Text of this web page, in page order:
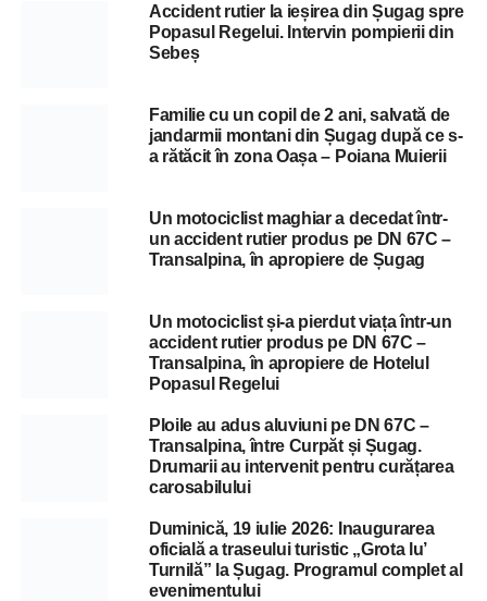
Accident rutier la ieșirea din Șugag spre
Popasul Regelui. Intervin pompierii din
Sebeș
Familie cu un copil de 2 ani, salvată de
jandarmii montani din Șugag după ce s-
a rătăcit în zona Oașa – Poiana Muierii
Un motociclist maghiar a decedat într-
un accident rutier produs pe DN 67C –
Transalpina, în apropiere de Șugag
Un motociclist și-a pierdut viața într-un
accident rutier produs pe DN 67C –
Transalpina, în apropiere de Hotelul
Popasul Regelui
Ploile au adus aluviuni pe DN 67C –
Transalpina, între Curpăt și Șugag.
Drumarii au intervenit pentru curățarea
carosabilului
Duminică, 19 iulie 2026: Inaugurarea
oficială a traseului turistic „Grota lu’
Turnilă” la Șugag. Programul complet al
evenimentului